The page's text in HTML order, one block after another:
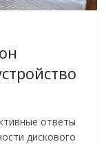
ответы
дискового